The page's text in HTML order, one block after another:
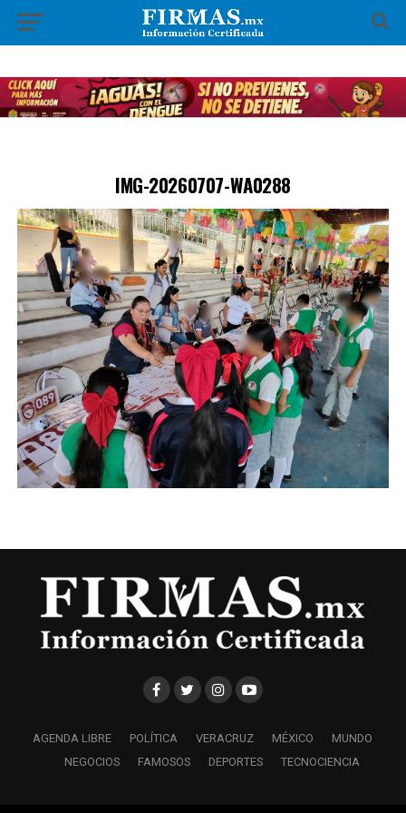
IMG-20260707-WA0288
AGENDA LIBRE POLÍTICA VERACRUZ MÉXICO
MUNDO
NEGOCIOS
FAMOSOS DEPORTES TECNOCIENCIA